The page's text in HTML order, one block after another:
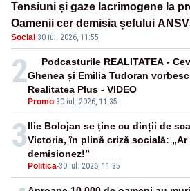
Tensiuni și gaze lacrimogene la
Oamenii cer demisia șefului
Piața Victoria– LIVE TEXT
Social ·30 iul. 2026, 11:55
2
Promo-30 iul. 2026, 11:35
Podcasturile REALITATEA -
Ghenea și Emilia Tudoran
Realitatea Plus - VIDEO
3
Politica-30 iul. 2026, 11:35
Ilie Bolojan se ține cu dinții de
Victoria, în plină criză socială:
demisionez!”